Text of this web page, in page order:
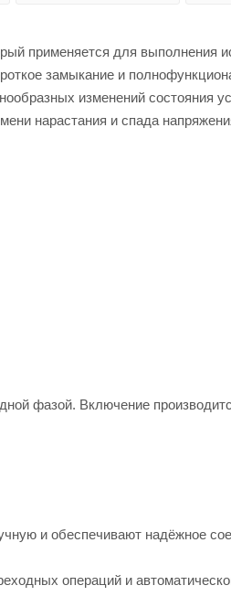
применяется для выполнения
замыкание и
изменений состояния
нарастания и спада
фазой. Включение
и обеспечивают надёжное
операций и